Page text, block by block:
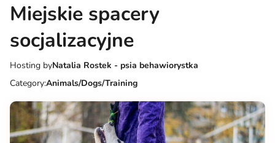
Get the App:
Miejskie spacery
socjalizacyjne
Hosting byNatalia Rostek - psia behawiorystka
Category:Animals/Dogs/Training